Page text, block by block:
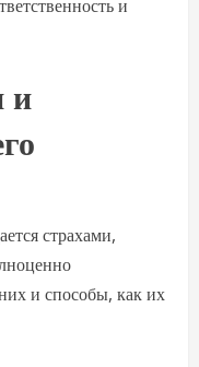
и
и
страхами,
и способы, как их